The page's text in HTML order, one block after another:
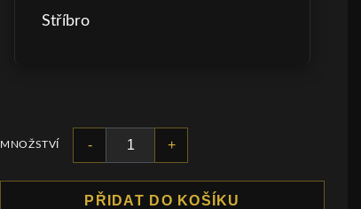
Stříbro
MNOŽSTVÍ - +
PŘIDAT DO KOŠÍKU